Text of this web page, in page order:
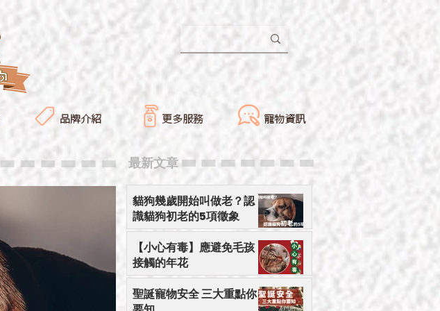
品牌介紹 更多服務 寵物資訊
​最新文章
貓狗幾歲開始叫做老？認
識貓狗初老的5項徵象
【小心有毒】應避免毛孩
接觸的年花
聖誕寵物安全 三大重點你